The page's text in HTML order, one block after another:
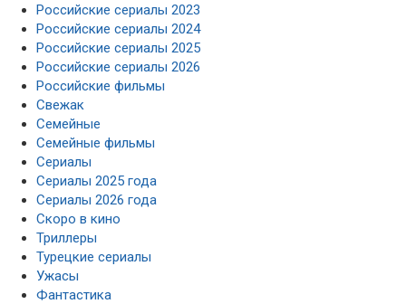
Российские сериалы 2023
Российские сериалы 2024
Российские сериалы 2025
Российские сериалы 2026
Российские фильмы
Свежак
Семейные
Семейные фильмы
Сериалы
Сериалы 2025 года
Сериалы 2026 года
Скоро в кино
Триллеры
Турецкие сериалы
Ужасы
Фантастика